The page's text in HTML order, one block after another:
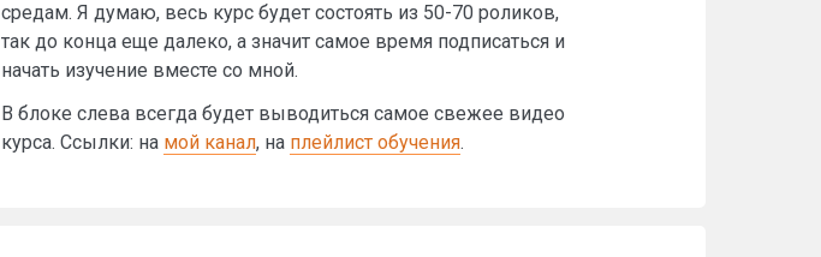
средам. Я думаю, весь курс будет состоять из 50-70 роликов,
так до конца еще далеко, а значит самое время подписаться и
начать изучение вместе со мной.
В блоке слева всегда будет выводиться самое свежее видео
курса. Ссылки: на мой канал, на плейлист обучения.